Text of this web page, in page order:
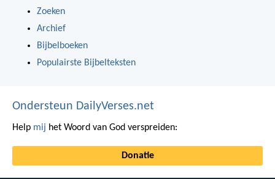
Zoeken
Archief
Bijbelboeken
Populairste Bijbelteksten
Ondersteun DailyVerses.net
Help mij het Woord van God verspreiden:
Donatie